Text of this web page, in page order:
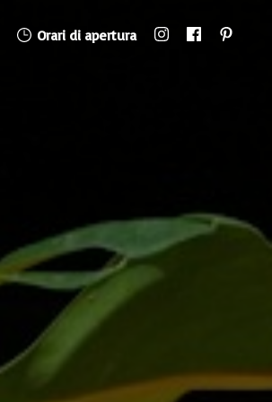
Orari di apertura